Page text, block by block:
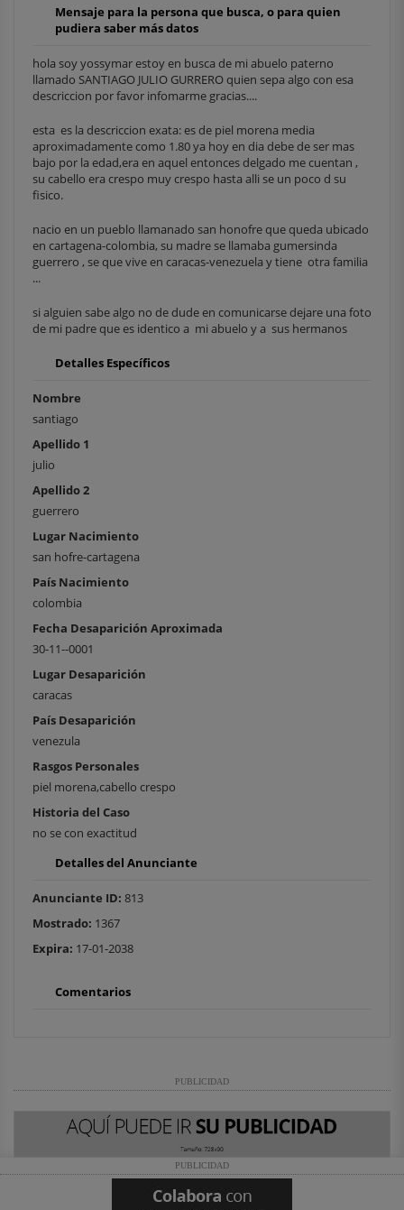
Mensaje para la persona que busca, o para quien
pudiera saber más datos
hola soy yossymar estoy en busca de mi abuelo paterno
llamado SANTIAGO JULIO GURRERO quien sepa algo con esa
descriccion por favor infomarme gracias....
esta es la descriccion exata: es de piel morena media
aproximadamente como 1.80 ya hoy en dia debe de ser mas
bajo por la edad,era en aquel entonces delgado me cuentan ,
su cabello era crespo muy crespo hasta alli se un poco d su
fisico.
nacio en un pueblo llamanado san honofre que queda ubicado
en cartagena-colombia, su madre se llamaba gumersinda
guerrero , se que vive en caracas-venezuela y tiene otra familia
...
si alguien sabe algo no de dude en comunicarse dejare una foto
de mi padre que es identico a mi abuelo y a sus hermanos
Detalles Específicos
Nombre
santiago
Apellido 1
julio
Apellido 2
guerrero
Lugar Nacimiento
san hofre-cartagena
País Nacimiento
colombia
Fecha Desaparición Aproximada
30-11--0001
Lugar Desaparición
caracas
País Desaparición
venezula
Rasgos Personales
piel morena,cabello crespo
Historia del Caso
no se con exactitud
Detalles del Anunciante
Anunciante ID: 813
Mostrado: 1367
Expira: 17-01-2038
Comentarios
PUBLICIDAD
PUBLICIDAD